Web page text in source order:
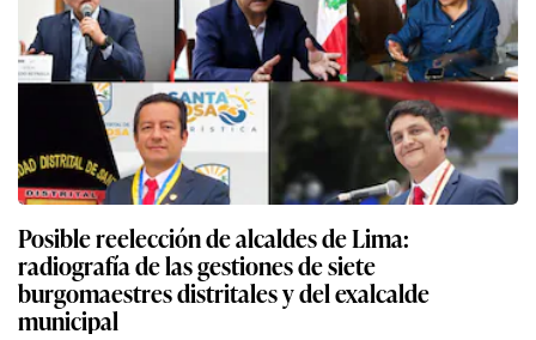
Posible reelección de alcaldes de Lima:
radiografía de las gestiones de siete
burgomaestres distritales y del exalcalde
municipal